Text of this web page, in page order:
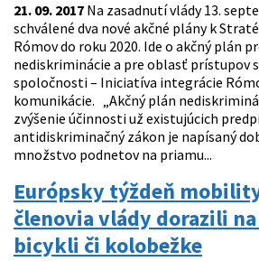
21. 09. 2017 Na zasadnutí vlády 13.
schválené dva nové akčné plány k
Rómov do roku 2020. Ide o akčný plán
nediskriminácie a pre oblasť prístupov
spoločnosti – Iniciatíva integrácie
komunikácie. „Akčný plán
zvýšenie účinnosti už existujúcich
antidiskriminačný zákon je napísaný
množstvo podnetov na priamu...
Európsky týždeň
členovia vlády dorazili
bicykli či kolobežke